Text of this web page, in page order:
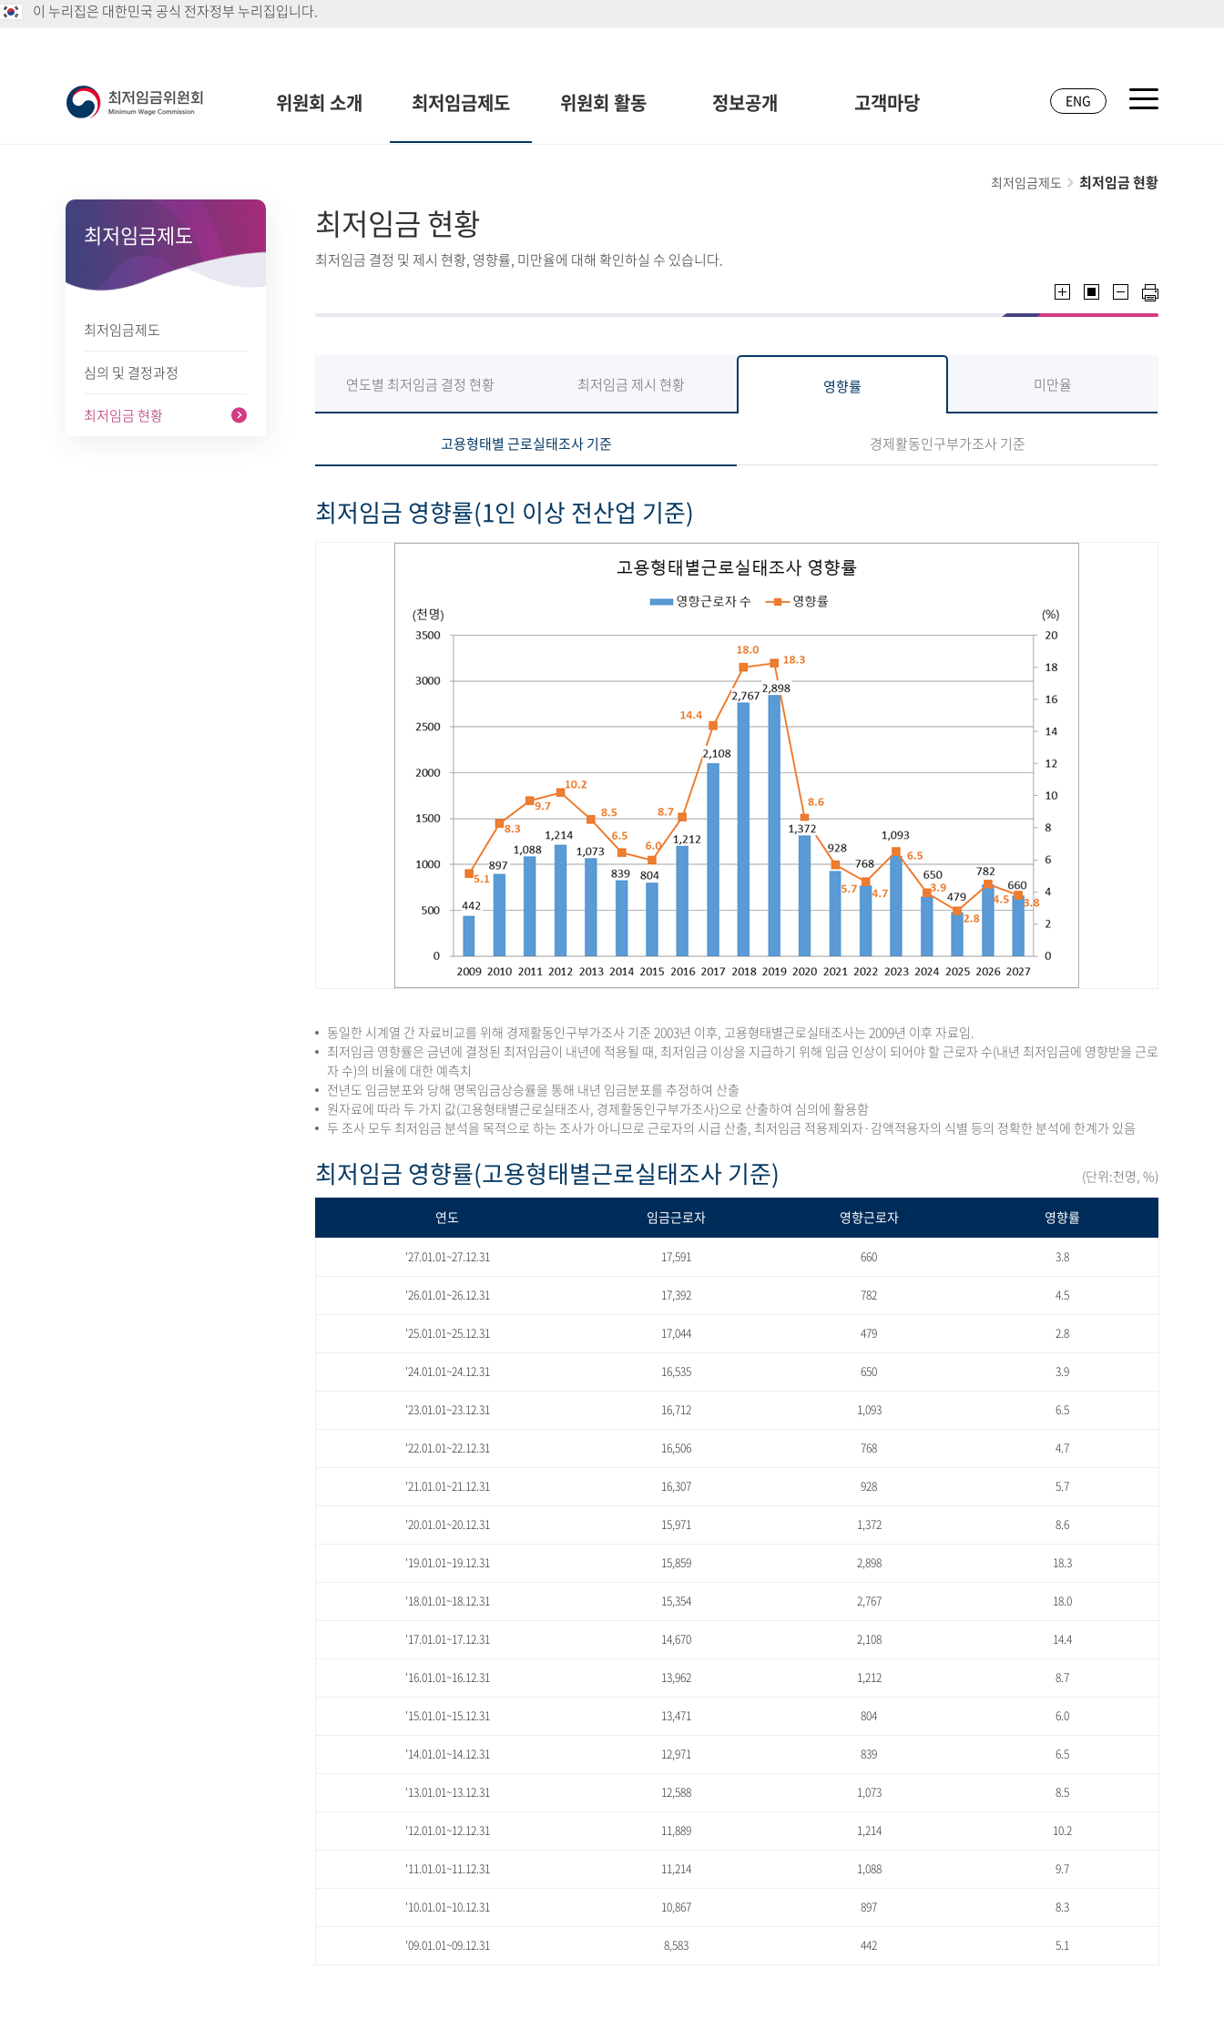
이 누리집은 대한민국 공식 전자정부 누리집입니다.
위원회 소개 최저임금제도 위원회 활동 정보공개 고객마당 ENG
최저임금제도
최저임금제도
심의 및 결정과정
최저임금 현황
최저임금제도 최저임금 현황
최저임금 현황
최저임금 결정 및 제시 현황, 영향률, 미만율에 대해 확인하실 수 있습니다.
연도별 최저임금 결정 현황 최저임금 제시 현황 영향률 미만율
고용형태별 근로실태조사 기준 경제활동인구부가조사 기준
최저임금 영향률(1인 이상 전산업 기준)
동일한 시계열 간 자료비교를 위해 경제활동인구부가조사 기준 2003년 이후, 고용형태별근로실태조사는 2009년 이후 자료임.
최저임금 영향률은 금년에 결정된 최저임금이 내년에 적용될 때, 최저임금 이상을 지급하기 위해 임금 인상이 되어야 할 근로자 수(내년 최저임금에 영향받을 근로
자 수)의 비율에 대한 예측치
전년도 임금분포와 당해 명목임금상승률을 통해 내년 임금분포를 추정하여 산출
원자료에 따라 두 가지 값(고용형태별근로실태조사, 경제활동인구부가조사)으로 산출하여 심의에 활용함
두 조사 모두 최저임금 분석을 목적으로 하는 조사가 아니므로 근로자의 시급 산출, 최저임금 적용제외자·감액적용자의 식별 등의 정확한 분석에 한계가 있음
최저임금 영향률(고용형태별근로실태조사 기준) (단위:천명, %)
연도 임금근로자 영향근로자 영향률
'27.01.01~27.12.31 17,591 660 3.8
'26.01.01~26.12.31 17,392 782 4.5
'25.01.01~25.12.31 17,044 479 2.8
'24.01.01~24.12.31 16,535 650 3.9
'23.01.01~23.12.31 16,712 1,093 6.5
'22.01.01~22.12.31 16,506 768 4.7
'21.01.01~21.12.31 16,307 928 5.7
'20.01.01~20.12.31 15,971 1,372 8.6
'19.01.01~19.12.31 15,859 2,898 18.3
'18.01.01~18.12.31 15,354 2,767 18.0
'17.01.01~17.12.31 14,670 2,108 14.4
'16.01.01~16.12.31 13,962 1,212 8.7
'15.01.01~15.12.31 13,471 804 6.0
'14.01.01~14.12.31 12,971 839 6.5
'13.01.01~13.12.31 12,588 1,073 8.5
'12.01.01~12.12.31 11,889 1,214 10.2
'11.01.01~11.12.31 11,214 1,088 9.7
'10.01.01~10.12.31 10,867 897 8.3
'09.01.01~09.12.31 8,583 442 5.1